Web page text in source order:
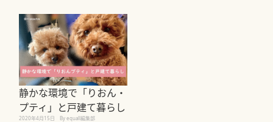
静かな環境で「りおん・
プティ」と戸建て暮らし
2020年4月15日 By equall編集部